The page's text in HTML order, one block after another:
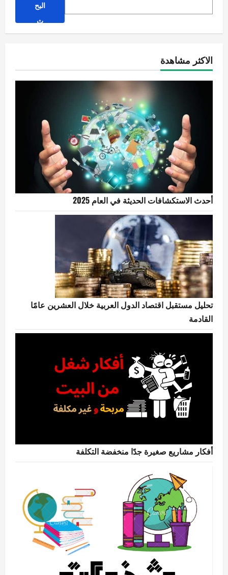
البح
ث
الاكثر مشاهدة
أحدث الاستكشافات الحديثة في العام 2025
تحليل مستقبل اقتصاد الدول العربية خلال العشرين عامًا
القادمة
أفكار مشاريع صغيرة جدًا منخفضة التكلفة